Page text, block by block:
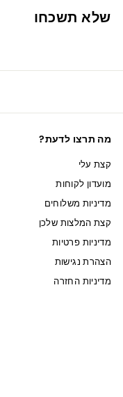
"
שלא תשכחו
מה תרצו לדעת?
קצת עלי
מועדון לקוחות
מדיניות משלוחים
קצת המלצות שלכן
מדיניות פרטיות
הצהרת נגישות
מדיניות החזרה